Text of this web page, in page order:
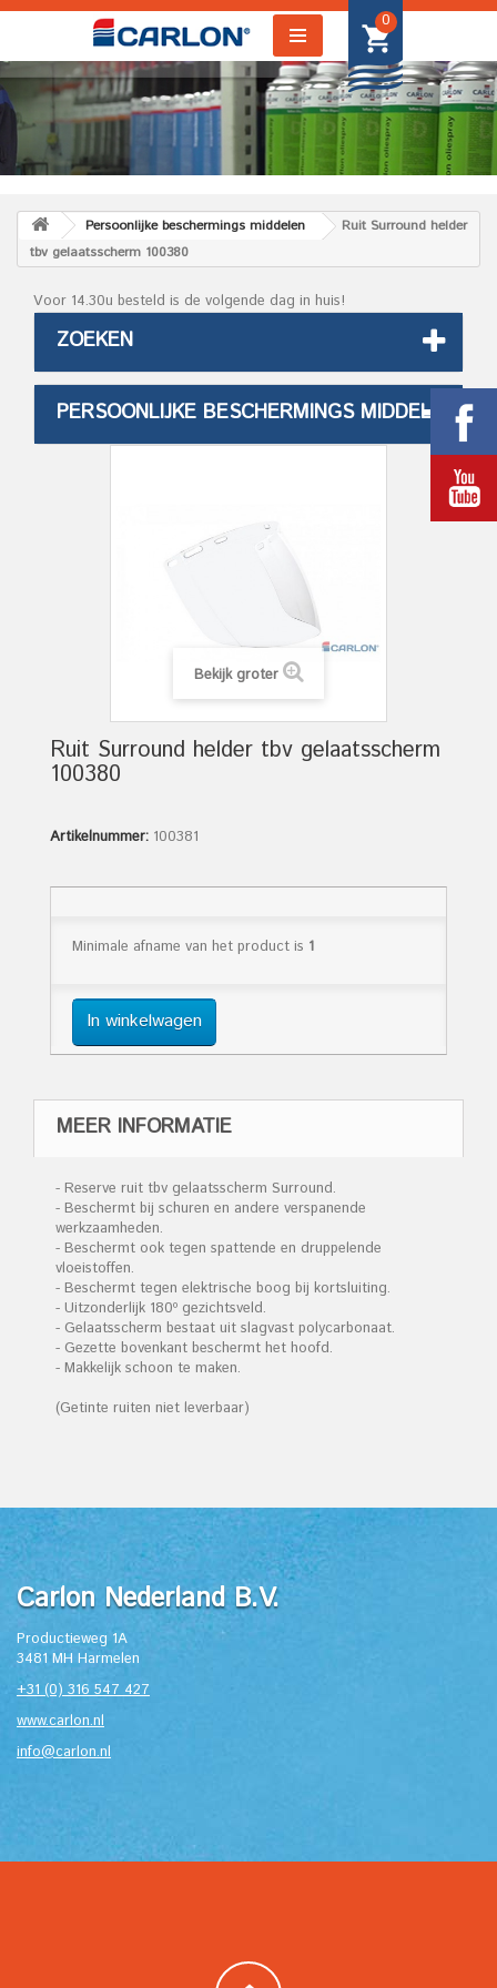
0
Persoonlijke beschermings middelen
Ruit Surround helder
tbv gelaatsscherm 100380
Voor 14.30u besteld is de volgende dag in huis!
ZOEKEN
PERSOONLIJKE BESCHERMINGS MIDDELEN
Bekijk groter
Ruit Surround helder tbv gelaatsscherm
100380
Artikelnummer: 100381
Minimale afname van het product is 1
In winkelwagen
MEER INFORMATIE
- Reserve ruit tbv gelaatsscherm Surround.
- Beschermt bij schuren en andere verspanende
werkzaamheden.
- Beschermt ook tegen spattende en druppelende
vloeistoffen.
- Beschermt tegen elektrische boog bij kortsluiting.
- Uitzonderlijk 180º gezichtsveld.
- Gelaatsscherm bestaat uit slagvast polycarbonaat.
- Gezette bovenkant beschermt het hoofd.
- Makkelijk schoon te maken.
(Getinte ruiten niet leverbaar)
Carlon Nederland B.V.
Productieweg 1A
3481 MH Harmelen
+31 (0) 316 547 427
www.carlon.nl
info@carlon.nl